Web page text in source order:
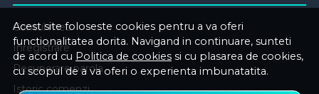
Acest site foloseste cookies pentru a va oferi
functionalitatea dorita. Navigand in continuare, sunteti
de acord cu Politica de cookies si cu plasarea de cookies,
cu scopul de a va oferi o experienta imbunatatita.
Contul meu
Inregistrare
Recuperare parola
Istoric comenzi